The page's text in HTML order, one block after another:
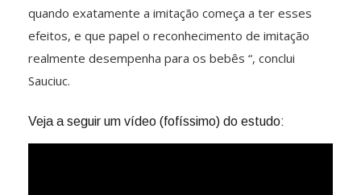
quando exatamente a imitação começa a ter esses
efeitos, e que papel o reconhecimento de imitação
realmente desempenha para os bebês “, conclui
Sauciuc.
Veja a seguir um vídeo (fofíssimo) do estudo: